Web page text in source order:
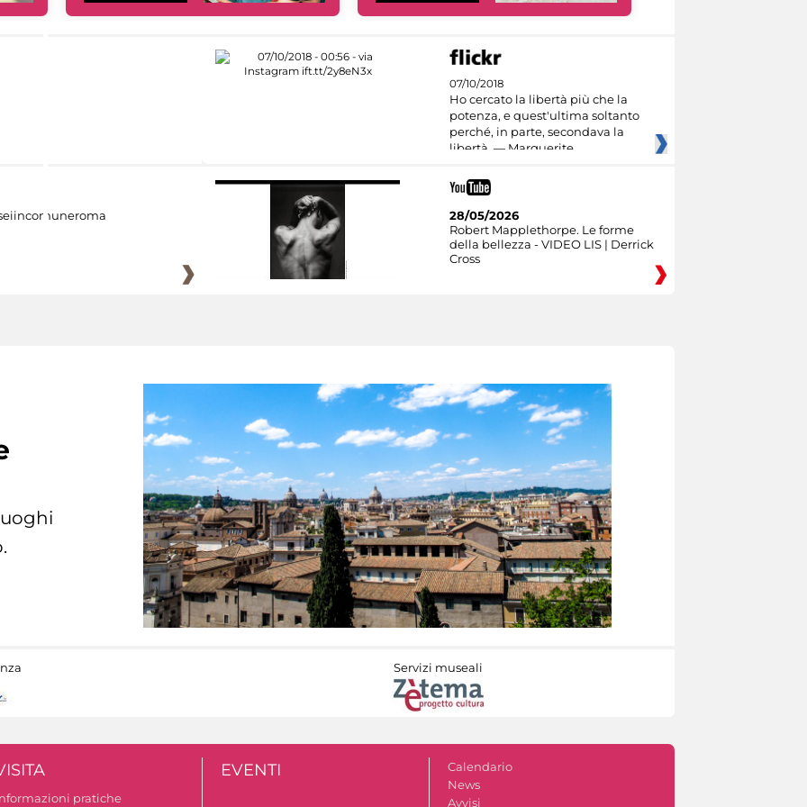
07/10/2018
Ho cercato la libertà più che la
potenza, e quest'ultima soltanto
perché, in parte, secondava la
libertà. — Marguerite
28/05/2026
Robert Mapplethorpe. Le forme
della bellezza - VIDEO LIS | Derrick
Cross
Servizi museali
pratiche
EVENTI
Calendario
News
Avvisi